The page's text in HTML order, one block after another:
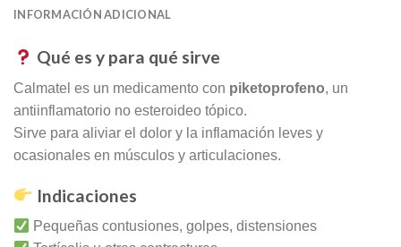
INFORMACIÓN ADICIONAL
Qué es y para qué sirve
Calmatel es un medicamento con piketoprofeno, un
antiinflamatorio no esteroideo tópico.
Sirve para aliviar el dolor y la inflamación leves y
ocasionales en músculos y articulaciones.
Indicaciones
Pequeñas contusiones, golpes, distensiones